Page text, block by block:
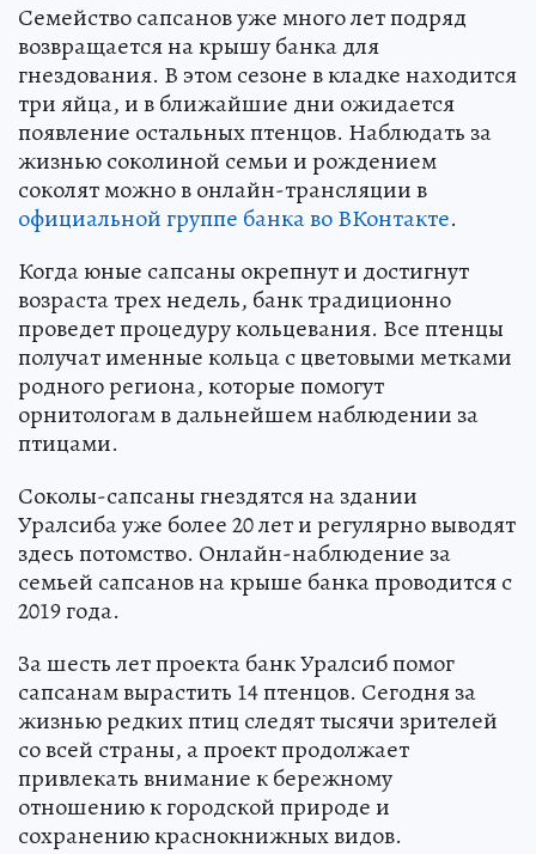
Семейство сапсанов уже много лет подряд
возвращается на крышу банка для
гнездования. В этом сезоне в кладке находится
три яйца, и в ближайшие дни ожидается
появление остальных птенцов. Наблюдать за
жизнью соколиной семьи и рождением
соколят можно в онлайн-трансляции в
официальной группе банка во ВКонтакте.
Когда юные сапсаны окрепнут и достигнут
возраста трех недель, банк традиционно
проведет процедуру кольцевания. Все птенцы
получат именные кольца с цветовыми метками
родного региона, которые помогут
орнитологам в дальнейшем наблюдении за
птицами.
Соколы-сапсаны гнездятся на здании
Уралсиба уже более 20 лет и регулярно выводят
здесь потомство. Онлайн-наблюдение за
семьей сапсанов на крыше банка проводится с
2019 года.
За шесть лет проекта банк Уралсиб помог
сапсанам вырастить 14 птенцов. Сегодня за
жизнью редких птиц следят тысячи зрителей
со всей страны, а проект продолжает
привлекать внимание к бережному
отношению к городской природе и
сохранению краснокнижных видов.